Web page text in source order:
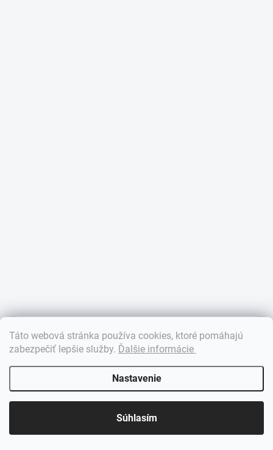
Táto webová stránka používa cookies, ktoré pomáhajú
zabezpečiť lepšie služby. Ďalšie informácie
Nastavenie
Súhlasím
Dobrý deň! 👋 Pomôžem vám nájsť správny diel. Napíšte mi.